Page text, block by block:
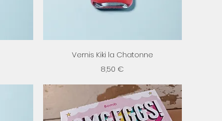
Aperçu rapide
Vernis Kiki la Chatonne
Prix
8,50 €